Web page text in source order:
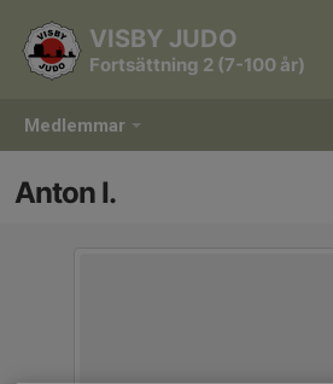
Medlemmar
VISBY JUDO
Fortsättning 2 (7-100 år)
Anton I.